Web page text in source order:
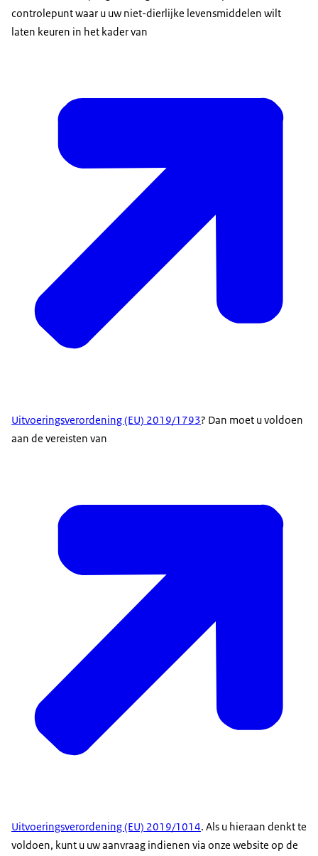
controlepunt waar u uw niet-dierlijke levensmiddelen wilt
laten keuren in het kader van
Uitvoeringsverordening (EU) 2019/1793? Dan moet u voldoen
aan de vereisten van
Uitvoeringsverordening (EU) 2019/1014. Als u hieraan denkt te
voldoen, kunt u uw aanvraag indienen via onze website op de